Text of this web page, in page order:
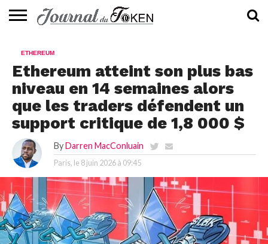
📰
EVALUATION
GUIDE
TENDANCES
À
CONTACTEZ-
ETHEREUM
Ethereum atteint son plus bas
niveau en 14 semaines alors
que les traders défendent un
support critique de 1,8 000 $
By Darren MacConluain
Paris, le 8 juin 2026 à 09:45